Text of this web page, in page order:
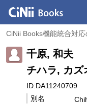
CiNii Books機能統合対
千原, 和夫
チハラ, カズ
ID:DA11240709
別名